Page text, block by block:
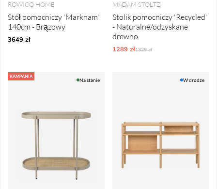
ROWICO HOME
Stół pomocniczy 'Markham'
140cm - Brązowy
3649 zł
MADAM STOLTZ
Stolik pomocniczy 'Recycled'
- Naturalne/odzyskane
drewno
1289 złOrdynarne ceny:
1329 zł
KAMPANIA
Na stanie W drodze